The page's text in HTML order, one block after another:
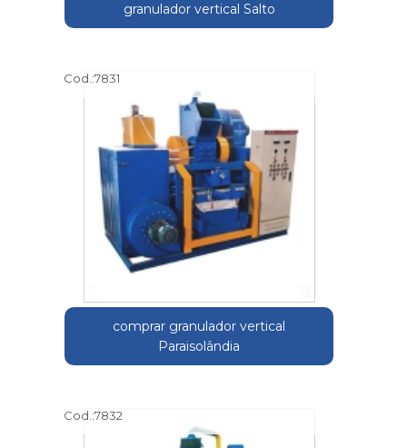
granulador vertical Salto
Cod.:7831
comprar granulador vertical
Paraisolândia
Cod.:7832